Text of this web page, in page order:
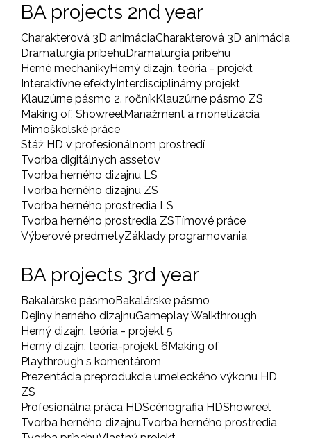
BA projects 2nd year
Charakterová 3D animáciaCharakterová 3D animácia
Dramaturgia príbehuDramaturgia príbehu
Herné mechanikyHerný dizajn, teória - projekt
Interaktívne efektyInterdisciplinárny projekt
Klauzúrne pásmo 2. ročníkKlauzúrne pásmo ZS
Making of, ShowreelManažment a monetizácia
Mimoškolské práce
Stáž HD v profesionálnom prostredí
Tvorba digitálnych assetov
Tvorba herného dizajnu LS
Tvorba herného dizajnu ZS
Tvorba herného prostredia LS
Tvorba herného prostredia ZSTímové práce
Výberové predmetyZáklady programovania
BA projects 3rd year
Bakalárske pásmoBakalárske pásmo
Dejiny herného dizajnuGameplay Walkthrough
Herný dizajn, teória - projekt 5
Herný dizajn, teória-projekt 6Making of
Playthrough s komentárom
Prezentácia preprodukcie umeleckého výkonu HD
ZS
Profesionálna práca HDScénografia HDShowreel
Tvorba herného dizajnuTvorba herného prostredia